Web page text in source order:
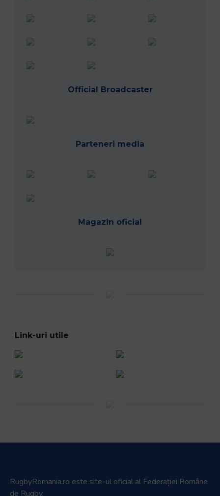
Official Broadcaster
Parteneri media
Magazin oficial
Link-uri utile
RugbyRomania.ro este site-ul oficial al Federației Române
de Rugby.